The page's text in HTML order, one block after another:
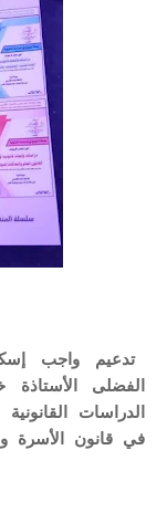
تدعيم واجب
الفضلى
الدراسات
في قانون الأسرة